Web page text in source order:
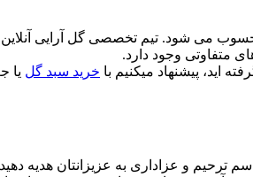
می شود. تیم تخصصی گل آرایی
متفاوتی وجود دارد.
اید، پیشنهاد میکنیم با خرید سبد گل یا
ترحیم و عزاداری به عزیزانتان هدیه